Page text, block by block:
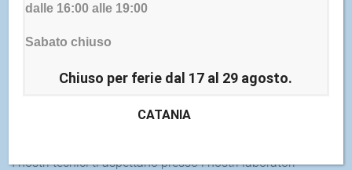
I NOSTRI CENTRI
ASSISTENZA TELEFONI
CELLULARI SAMSUNG IN
SICILIA
I nostri tecnici ti aspettano presso i nostri laboratori
dalle 16:00 alle 19:00
Sabato chiuso
Chiuso per ferie dal 17 al 29 agosto.
CATANIA